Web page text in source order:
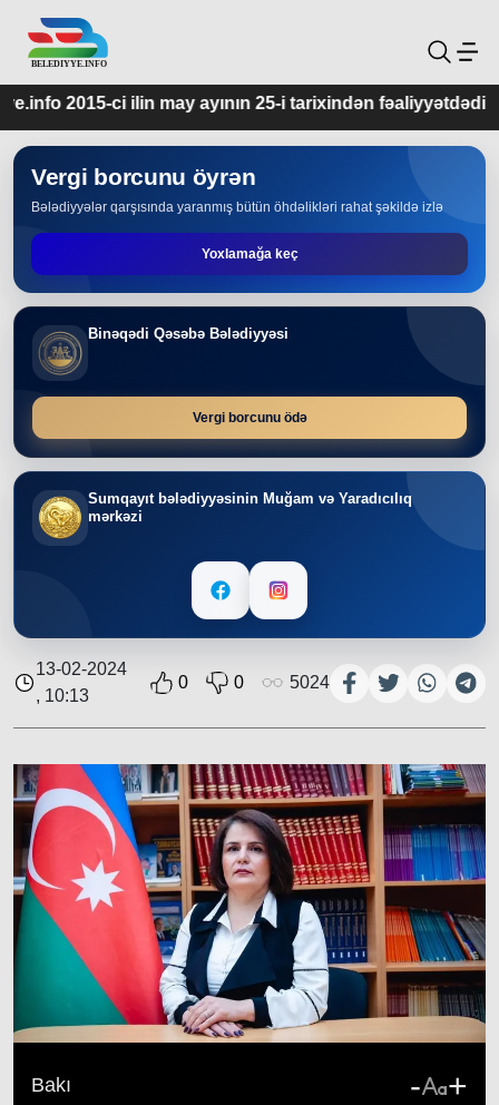
ayının 25-i tarixindən fəaliyyətdədir.
Vergi borcunu öyrən
Bələdiyyələr qarşısında yaranmış bütün öhdəlikləri rahat şəkildə izlə
Yoxlamağa keç
Binəqədi Qəsəbə Bələdiyyəsi
Vergi borcunu ödə
Sumqayıt bələdiyyəsinin Muğam və Yaradıcılıq
mərkəzi
13-02-2024
, 10:13
0 0 5024
Bakı - +